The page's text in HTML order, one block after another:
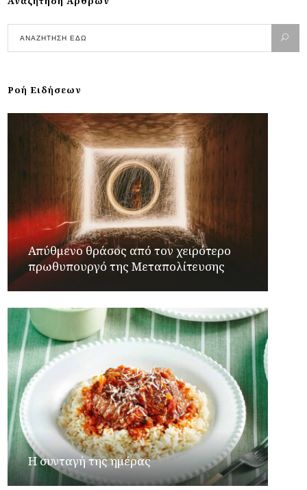
Ροή Ειδήσεων
Απύθμενο θράσος από τον χειρότερο
πρωθυπουργό της Μεταπολίτευσης
Η συνταγή της ημέρας